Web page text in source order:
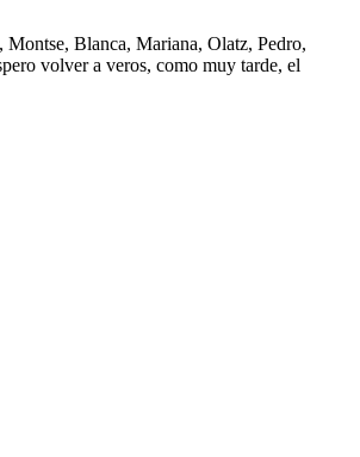
Blanca, Mariana, Olatz, Pedro,
volver a veros, como muy tarde, el